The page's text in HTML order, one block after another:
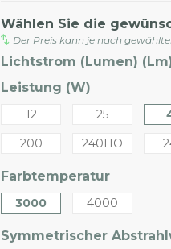
Wählen Sie die
Der Preis kann je nach
Lichtstrom (Lumen)
Leistung (W)
12 25
200
240HO
Farbtemperatur
3000 4000
Symmetrischer